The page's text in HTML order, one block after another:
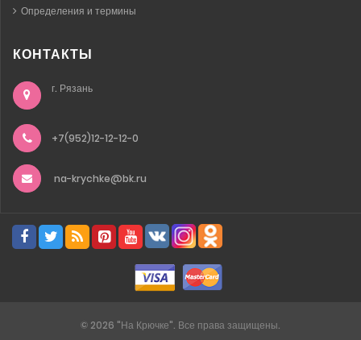
Определения и термины
КОНТАКТЫ
г. Рязань
+7(952)12-12-12-0
na-krychke@bk.ru
© 2026 "На Крючке". Все права защищены.